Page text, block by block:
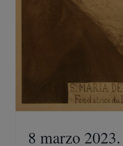
8 marzo